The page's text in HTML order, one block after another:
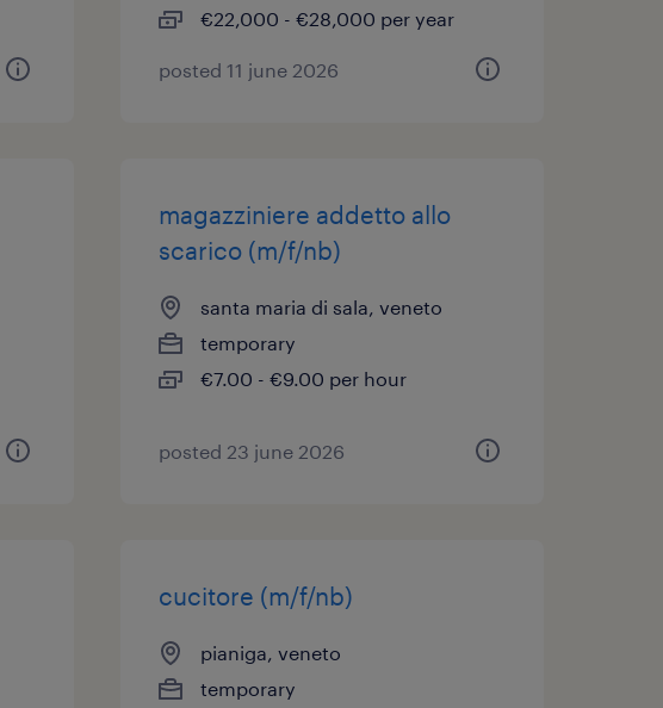
€22,000 - €28,000 per year
posted 11 june 2026
magazziniere addetto allo
scarico (m/f/nb)
santa maria di sala, veneto
temporary
€7.00 - €9.00 per hour
posted 23 june 2026
cucitore (m/f/nb)
pianiga, veneto
temporary